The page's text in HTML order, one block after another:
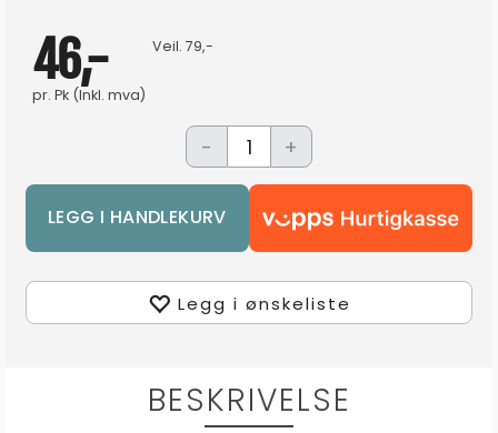
46,-
pr. Pk (Inkl. mva)
Veil. 79,-
- +
Legg i ønskeliste
BESKRIVELSE